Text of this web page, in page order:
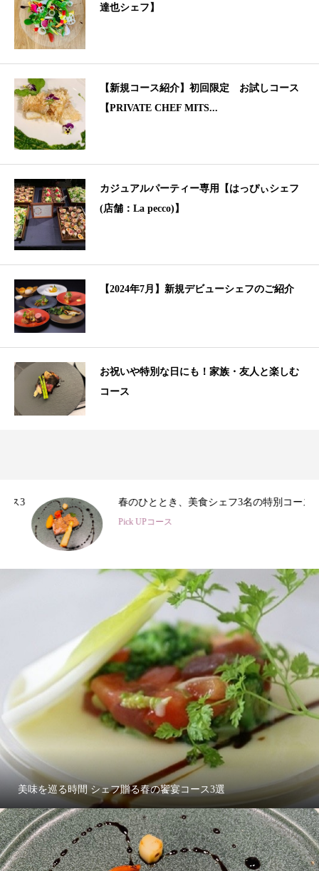
達也シェフ】
【新規コース紹介】初回限定 お試しコース
【PRIVATE CHEF MITS...
カジュアルパーティー専用【はっぴぃシェフ
(店舗：La pecco)】
【2024年7月】新規デビューシェフのご紹介
お祝いや特別な日にも！家族・友人と楽しむ
コース
春のひととき、美食シェフ3名の特別コース
Pick UPコース
美味を巡る時間 シェフ贈る春の饗宴コース3選